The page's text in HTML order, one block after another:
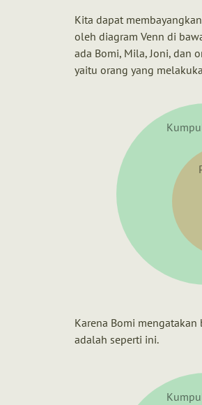
Kita dapat
oleh diagram Venn di
ada Bomi, Mila, Joni, dan
yaitu orang yang
Karena Bomi
adalah seperti ini.